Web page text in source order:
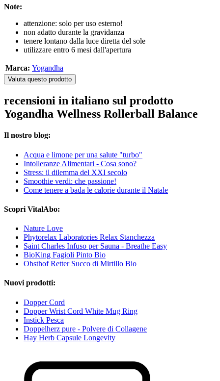
Note:
attenzione: solo per uso esterno!
non adatto durante la gravidanza
tenere lontano dalla luce diretta del sole
utilizzare entro 6 mesi dall'apertura
Marca: Yogandha
Valuta questo prodotto
recensioni in italiano sul prodotto
Yogandha Wellness Rollerball Balance
Il nostro blog:
Acqua e limone per una salute "turbo"
Intolleranze Alimentari - Cosa sono?
Stress: il dilemma del XXI secolo
Smoothie verdi: che passione!
Come tenere a bada le calorie durante il Natale
Scopri VitalAbo:
Nature Love
Phytorelax Laboratories Relax Stanchezza
Saint Charles Infuso per Sauna - Breathe Easy
BioKing Fagioli Pinto Bio
Obsthof Retter Succo di Mirtillo Bio
Nuovi prodotti:
Dopper Cord
Dopper Wrist Cord White Mug Ring
Instick Pesca
Doppelherz pure - Polvere di Collagene
Hay Herb Capsule Longevity